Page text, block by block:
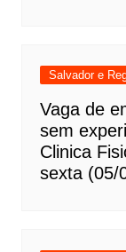
Salvador e
Vaga de
sem
Clinica
sexta (05/